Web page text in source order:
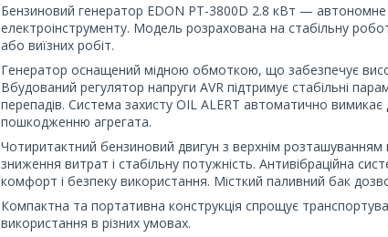
Бензиновий генератор EDON PT-3800D 2.8 кВт — автономне
електроінструменту. Модель розрахована на стабільну
або виїзних робіт.
Генератор оснащений мідною обмоткою, що забезпечує
Вбудований регулятор напруги AVR підтримує стабільні
перепадів. Система захисту OIL ALERT автоматично
пошкодженню агрегата.
Чотиритактний бензиновий двигун з верхнім
зниження витрат і стабільну потужність. Антивібраційна
комфорт і безпеку використання. Місткий паливний бак
Компактна та портативна конструкція спрощує
використання в різних умовах.